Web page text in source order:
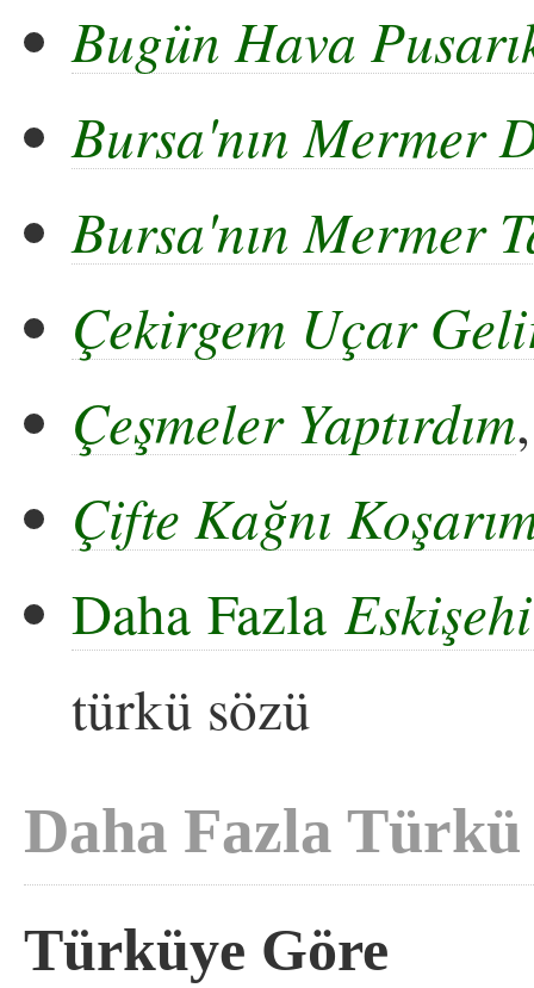
Bugün Hava
Bursa'nın Mermer
Bursa'nın Mermer
Çekirgem Uçar
Çeşmeler Yaptırdım
Çifte Kağnı
Daha Fazla
türkü sözü
Daha Fazla Türkü
Türküye Göre